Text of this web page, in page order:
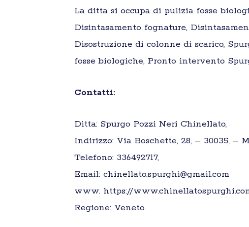
La ditta si occupa di pulizia fosse
Disintasamento fognature,
Disostruzione di colonne di scarico,
fosse biologiche, Pronto intervento
Contatti:
Ditta: Spurgo Pozzi Neri Chinellato,
Indirizzo: Via Boschette, 28, – 30035, –
Telefono: 336492717,
Email: chinellato.spurghi@gmail.com
www. https://
Regione: Veneto